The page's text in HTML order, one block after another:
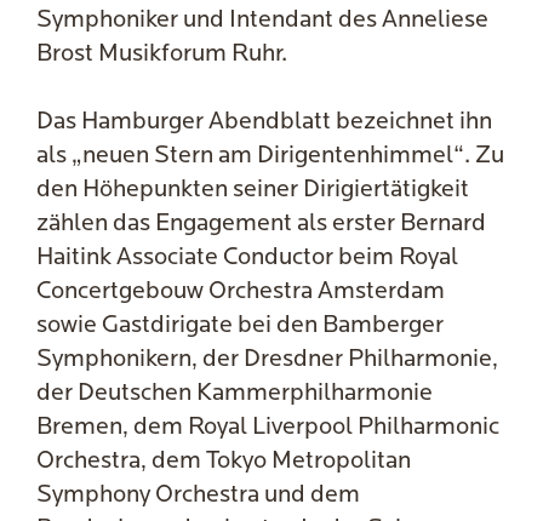
Symphoniker und Intendant des Anneliese
Brost Musikforum Ruhr.
Das Hamburger Abendblatt bezeichnet ihn
als „neuen Stern am Dirigentenhimmel“. Zu
den Höhepunkten seiner Dirigiertätigkeit
zählen das Engagement als erster Bernard
Haitink Associate Conductor beim Royal
Concertgebouw Orchestra Amsterdam
sowie Gastdirigate bei den Bamberger
Symphonikern, der Dresdner Philharmonie,
der Deutschen Kammerphilharmonie
Bremen, dem Royal Liverpool Philharmonic
Orchestra, dem Tokyo Metropolitan
Symphony Orchestra und dem